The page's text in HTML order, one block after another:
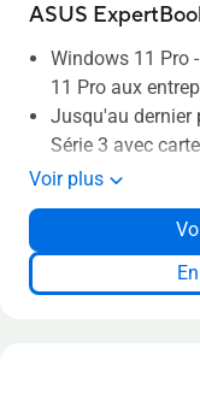
ASUS
Windows 11 Pro
11 Pro aux
Jusqu'au dernier
Série 3 avec
Jusqu'à 50 TOPS
Jusqu'à un écran
pouces avec
Conception
partir de 0,99 kg
Voir plus